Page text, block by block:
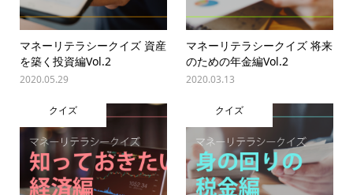
マネーリテラシークイズ 資産
を築く投資編Vol.2
2020.05.29
マネーリテラシークイズ 将来
のための年金編Vol.2
2020.03.13
クイズ クイズ